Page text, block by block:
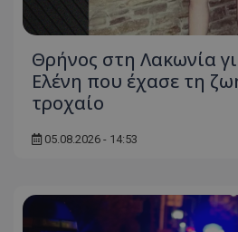
Θρήνος στη Λακωνία
Ελένη που έχασε τη
τροχαίο
05.08.2026 - 14:53
ASP.NET_SessionId